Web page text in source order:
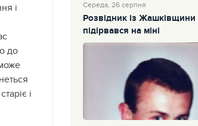
і
до
і
Середа, 26 серпня
Розвідник із Жашківщини
підірвався на міні